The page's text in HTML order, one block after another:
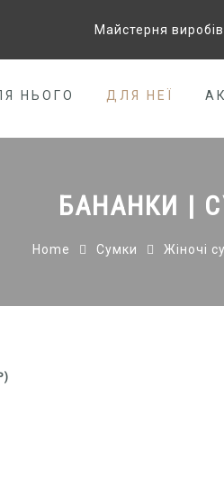
Майстерня виробів
НЬОГО ДЛЯ НЕЇ
БАНАНКИ |
Home Сумки Жіночі